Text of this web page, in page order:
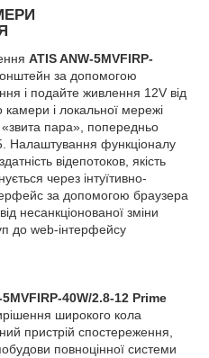
ATIS ANW-5MVFIRP-
за допомогою
і подайте живлення 12V від
і локальної мережі
«звита пара», попередньо
Налаштування функціоналу
відепотоков, якість
через інтуїтивно-
за допомогою браузера
несанкціонованої зміни
до web-інтерфейсу
5MVFIRP-40W/2.8-12 Prime
широкого кола
пристрій спостереження,
повноцінної системи